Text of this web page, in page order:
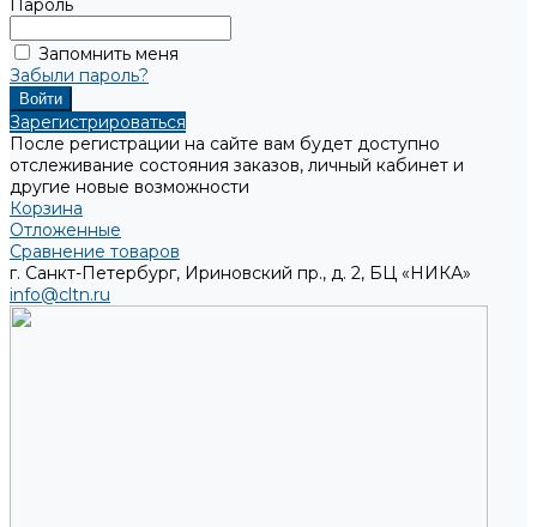
Пароль
Запомнить меня
Забыли пароль?
Зарегистрироваться
После регистрации на сайте вам будет доступно
отслеживание состояния заказов, личный кабинет и
другие новые возможности
Корзина
Отложенные
Сравнение товаров
г. Санкт-Петербург, Ириновский пр., д. 2, БЦ «НИКА»
info@cltn.ru